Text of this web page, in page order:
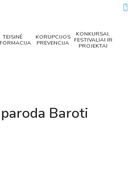
TEISINĖ
KORUPCIJOS
PREVENCIJA
KONKURSAI,
FESTIVALIAI IR
PROJEKTAI
Baroti